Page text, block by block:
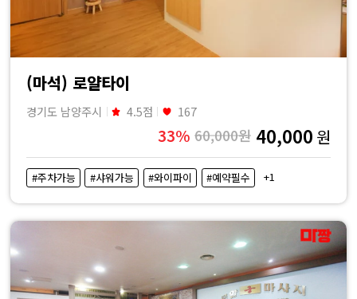
(마석) 로얄타이
경기도 남양주시 4.5점 167
33% 60,000원 40,000 원
#주차가능 #샤워가능 #와이파이 #예약필수 +1